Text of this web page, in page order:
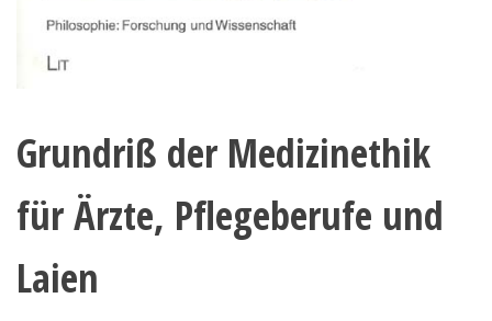
Grundriß der Medizinethik
für Ärzte, Pflegeberufe und
Laien